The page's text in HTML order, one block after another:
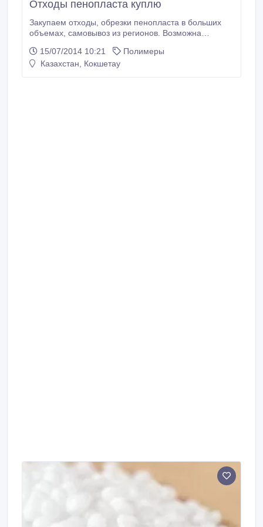
Отходы пенопласта куплю
Закупаем отходы, обрезки пенопласта в больших
объемах, самовывоз из регионов. Возможна
15/07/2014 10:21
Полимеры
Казахстан, Кокшетау